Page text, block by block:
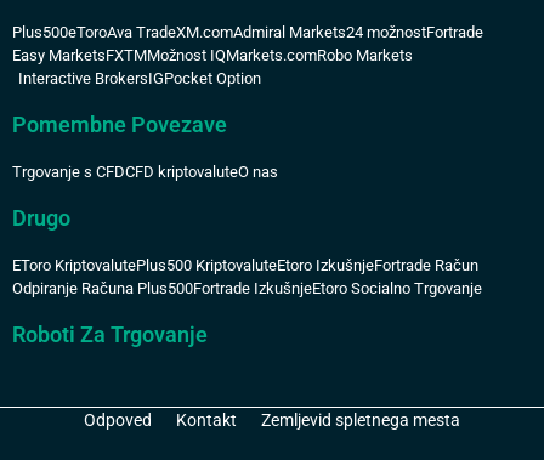
Plus500eToroAva TradeXM.comAdmiral Markets24 možnostFortrade
Easy MarketsFXTMMožnost IQMarkets.comRobo Markets
Interactive BrokersIGPocket Option
Pomembne Povezave
Trgovanje s CFDCFD kriptovaluteO nas
Drugo
EToro KriptovalutePlus500 KriptovaluteEtoro IzkušnjeFortrade Račun
Odpiranje Računa Plus500Fortrade IzkušnjeEtoro Socialno Trgovanje
Roboti Za Trgovanje
Odpoved Kontakt Zemljevid spletnega mesta